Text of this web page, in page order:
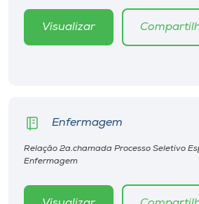
Visualizar
Enfermagem
Relação 2a.chamada Processo Seletivo
Enfermagem